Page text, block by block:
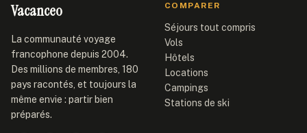
Vacanceo
La communauté voyage
francophone depuis 2004.
Des millions de membres, 180
pays racontés, et toujours la
même envie : partir bien
préparés.
COMPARER
Séjours tout compris
Vols
Hôtels
Locations
Campings
Stations de ski